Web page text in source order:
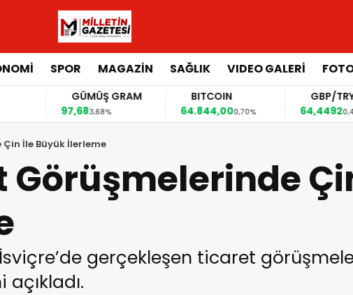
SPOR MAGAZİN SAĞLIK VIDEO GALERİ
GÜMÜŞ GRAM
97,683,68%
BITCOIN
64.844,000,70%
GBP/TRY
64,44920,41%
İle Büyük İlerleme
Görüşmelerinde
gerçekleşen ticaret